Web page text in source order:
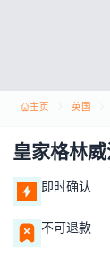
主页 英国
皇家格林
即时确认
不可退款